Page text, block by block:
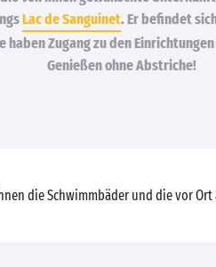
Lac de Sanguinet. Er befindet
haben Zugang zu den
Genießen ohne Abstriche!
die Schwimmbäder und die vor